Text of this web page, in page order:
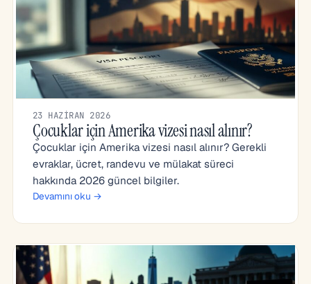
23 HAZIRAN 2026
Çocuklar için Amerika vizesi nasıl alınır?
Çocuklar için Amerika vizesi nasıl alınır? Gerekli
evraklar, ücret, randevu ve mülakat süreci
hakkında 2026 güncel bilgiler.
Devamını oku →